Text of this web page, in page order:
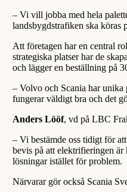
– Vi vill jobba med hela
landsbygdstrafiken ska köras
Att företagen har en central
strategiska platser har de
och lägger en beställning på
– Volvo och Scania har
fungerar väldigt bra och det
Anders Lööf, vd på LBC
– Vi bestämde oss tidigt för
bevis på att elektrifieringen är
lösningar istället för problem.
Närvarar gör också Scania